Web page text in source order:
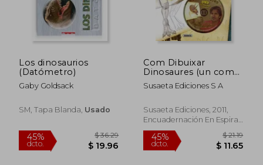
Los dinosaurios
(Datómetro)
Gaby Goldsack
SM, Tapa Blanda, Usado
Com Dibuixar
Dinosaures (un com
Dibuixar Dinosaures)
(en Catalán)
Susaeta Ediciones S A
Susaeta Ediciones, 2011,
Encuadernación En Espiral,
Nuevo